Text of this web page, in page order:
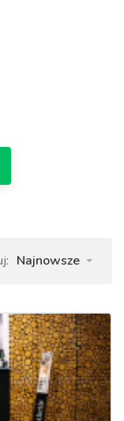
Najnowsze